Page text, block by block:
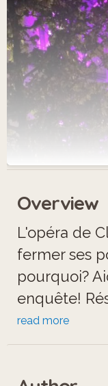
Overview
L'opéra de
fermer ses
pourquoi?
enquête!
énigmes du
qui se
read more